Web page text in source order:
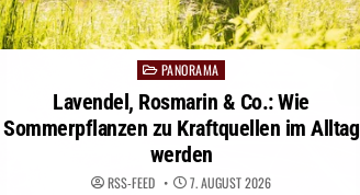
Posted
in
PANORAMA
Lavendel, Rosmarin & Co.: Wie
Sommerpflanzen zu Kraftquellen im Alltag
werden
RSS-FEED 7. AUGUST 2026